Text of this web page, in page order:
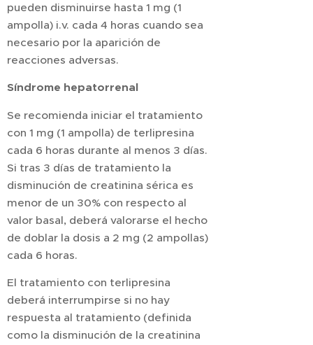
pueden disminuirse hasta 1 mg (1
ampolla) i.v. cada 4 horas cuando sea
necesario por la aparición de
reacciones adversas.
Síndrome hepatorrenal
Se recomienda iniciar el tratamiento
con 1 mg (1 ampolla) de terlipresina
cada 6 horas durante al menos 3 días.
Si tras 3 días de tratamiento la
disminución de creatinina sérica es
menor de un 30% con respecto al
valor basal, deberá valorarse el hecho
de doblar la dosis a 2 mg (2 ampollas)
cada 6 horas.
El tratamiento con terlipresina
deberá interrumpirse si no hay
respuesta al tratamiento (definida
como la disminución de la creatinina